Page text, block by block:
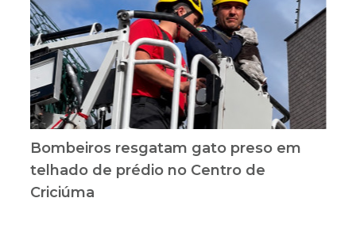
Bombeiros resgatam gato preso em
telhado de prédio no Centro de
Criciúma